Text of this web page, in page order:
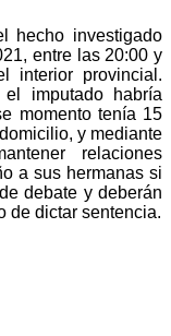
hecho investigado
entre las 20:00 y
interior provincial.
imputado habría
momento tenía 15
y mediante
relaciones
a sus hermanas si
debate y deberán
de dictar sentencia.